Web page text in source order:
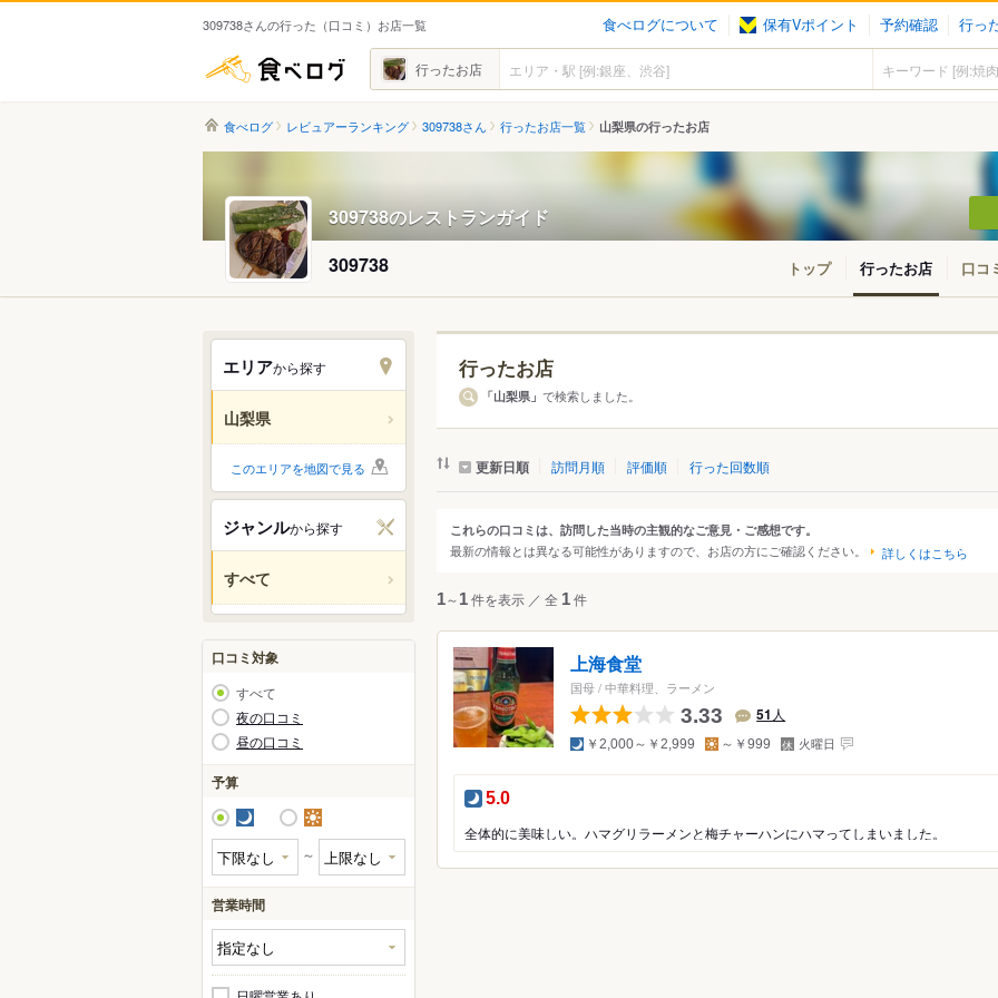
309738さんの行った（口コミ）お店一覧 食べログについて 保有Vポイント 予約確認 行っ
食べログ 行ったお店
食べログ レビュアーランキング 309738さん 行ったお店一覧 山梨県の行ったお店
309738のレストランガイド
309738 トップ 行ったお店 口コ
エリアから探す
山梨県
エリアから探す
甲府・山梨・笛吹
北杜・小淵沢・南アルプス
富士五湖・忍野・富士吉田
大月・都留・道志
このエリアを地図で見る
ジャンルから探す
すべて
ジャンルから探す
人気のジャンル
焼き鳥
お好み焼き もんじゃ焼き 洋食
スペイン料理
カレー
鍋 もつ鍋
天ぷら
焼肉 料理旅館
串揚げ
うどん しゃぶしゃぶ 沖縄料理
食堂
ビュッフェ・バイキング
口コミ対象
すべて
夜の口コミ
昼の口コミ
予算
夜 昼
～
営業時間
行ったお店
「山梨県」で検索しました。
更新日順 訪問月順 評価順 行った回数順
これらの口コミは、訪問した当時の主観的なご意見・ご感想です。
最新の情報とは異なる可能性がありますので、お店の方にご確認ください。 詳しくはこちら
1～1件を表示 ／ 全 1件
上海食堂
国母/中華料理、ラーメン
3.33 51 人
夜 ￥2,000～￥2,999 昼 ～￥999 定
休
日
火曜日
夜の点数：
5.0
全体的に美味しい。ハマグリラーメンと梅チャーハンにハマってしまいました。